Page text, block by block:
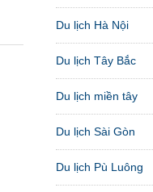
Du lịch Hà Nội
Du lịch Tây Bắc
Du lịch miền tây
Du lịch Sài Gòn
Du lịch Pù Luông